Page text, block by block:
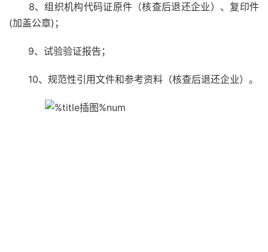
8、组织机构代码证原件（核查后退还企业）、复印件
(加盖公章)；
9、试验验证报告；
10、规范性引用文件和参考资料（核查后退还企业）。